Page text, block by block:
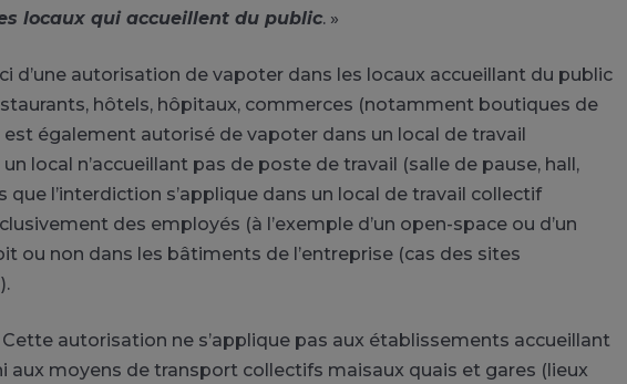
locaux qui accueillent du public. »
d’une autorisation de vapoter dans les locaux accueillant du public
hôtels, hôpitaux, commerces (notamment boutiques de
est également autorisé de vapoter dans un local de travail
local n’accueillant pas de poste de travail (salle de pause, hall,
que l’interdiction s’applique dans un local de travail collectif
des employés (à l’exemple d’un open-space ou d’un
ou non dans les bâtiments de l’entreprise (cas des sites
autorisation ne s’applique pas aux établissements accueillant
aux moyens de transport collectifs maisaux quais et gares (lieux